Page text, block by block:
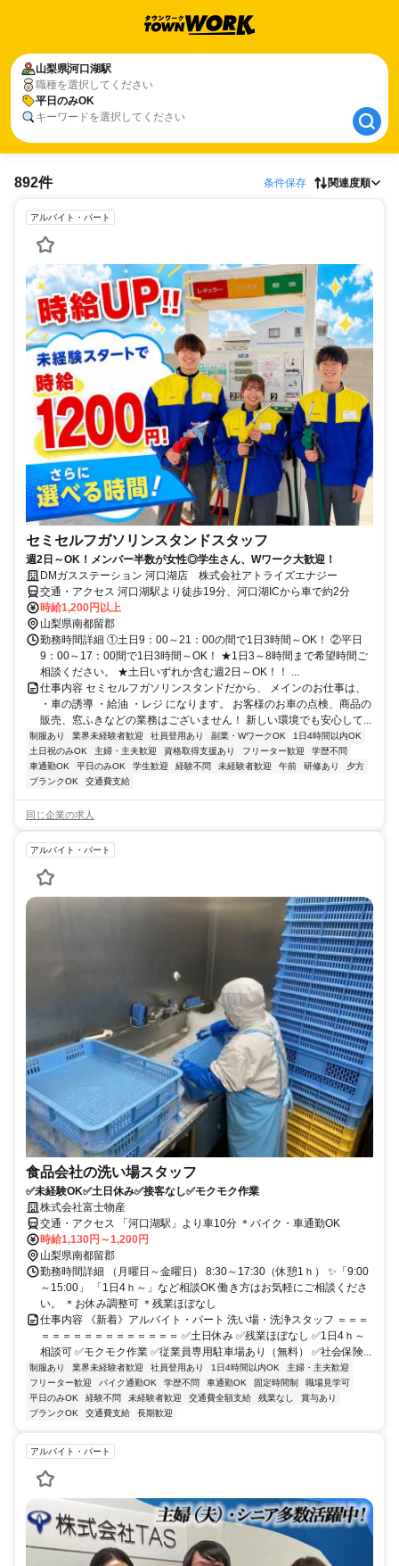
山梨県河口湖駅
職種を選択してください
平日のみOK
キーワードを選択してください
山梨県河口湖駅
平日のみOK
892件 条件保存 関連度順
アルバイト・パート
セミセルフガソリンスタンドスタッフ
週2日～OK！メンバー半数が女性◎学生さん、Wワーク大歓迎！
DMガスステーション 河口湖店 株式会社アトライズエナジー
交通・アクセス 河口湖駅より徒歩19分、河口湖ICから車で約2分
時給1,200円以上
山梨県南都留郡
勤務時間詳細 ①土日9：00～21：00の間で1日3時間～OK！ ②平日
9：00～17：00間で1日3時間～OK！ ★1日3～8時間まで希望時間ご
相談ください。 ★土日いずれか含む週2日～OK！！ ...
仕事内容 セミセルフガソリンスタンドだから、 メインのお仕事は、
・車の誘導 ・給油 ・レジ になります。 お客様のお車の点検、商品の
販売、窓ふきなどの業務はございません！ 新しい環境でも安心して...
制服あり 業界未経験者歓迎 社員登用あり 副業・WワークOK
1日4時間以内OK
土日祝のみOK
主婦・主夫歓迎 資格取得支援あり フリーター歓迎
学歴不問
車通勤OK
平日のみOK 学生歓迎 経験不問 未経験者歓迎 午前 研修あり
夕方
ブランクOK
交通費支給
同じ企業の求人
アルバイト・パート
食品会社の洗い場スタッフ
✅未経験OK✅土日休み✅接客なし✅モクモク作業
株式会社富士物産
交通・アクセス 「河口湖駅」より車10分 ＊バイク・車通勤OK
時給1,130円～1,200円
山梨県南都留郡
勤務時間詳細 （月曜日～金曜日） 8:30～17:30（休憩1ｈ） ✨「9:00
～15:00」 「1日4ｈ～」など相談OK 働き方はお気軽にご相談くださ
い。 ＊お休み調整可 ＊残業ほぼなし
仕事内容 《新着》アルバイト・パート 洗い場・洗浄スタッフ ＝＝＝
＝＝＝＝＝＝＝＝＝＝＝＝＝ ✅土日休み ✅残業ほぼなし ✅1日4ｈ～
相談可 ✅モクモク作業 ✅従業員専用駐車場あり（無料） ✅社会保険...
制服あり 業界未経験者歓迎 社員登用あり 1日4時間以内OK
主婦・主夫歓迎
フリーター歓迎
バイク通勤OK 学歴不問 車通勤OK 固定時間制
職場見学可
平日のみOK
経験不問 未経験者歓迎 交通費全額支給 残業なし
賞与あり
ブランクOK
交通費支給 長期歓迎
アルバイト・パート